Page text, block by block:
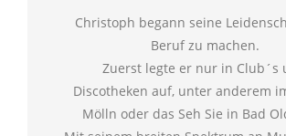
Christoph begann seine
Beruf zu machen.
Zuerst legte er nur in Club´s
Discotheken auf, unter anderem
Mölln oder das Seh Sie in Bad